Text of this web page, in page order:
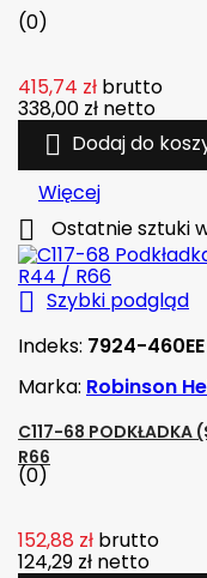
(0)
415,74 zł brutto
338,00 zł netto
 Dodaj do
Więcej
 Ostatnie sztuki
 Szybki podgląd
Indeks: 7924-460EE
Marka: Robinson
C117-68 PODKŁADKA
R66
(0)
152,88 zł brutto
124,29 zł netto